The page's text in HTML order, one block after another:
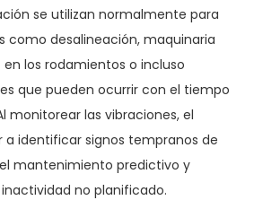
se utilizan normalmente para
como desalineación, maquinaria
los rodamientos o incluso
que pueden ocurrir con el tiempo
monitorear las vibraciones, el
a identificar signos tempranos de
mantenimiento predictivo y
no planificado.